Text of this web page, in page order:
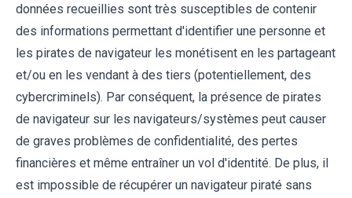
données recueillies sont très susceptibles de contenir
des informations permettant d'identifier une personne et
les pirates de navigateur les monétisent en les partageant
et/ou en les vendant à des tiers (potentiellement, des
cybercriminels). Par conséquent, la présence de pirates
de navigateur sur les navigateurs/systèmes peut causer
de graves problèmes de confidentialité, des pertes
financières et même entraîner un vol d'identité. De plus, il
est impossible de récupérer un navigateur piraté sans